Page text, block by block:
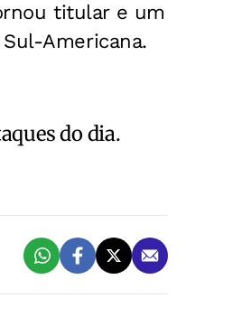
titular e um
Americana.
do dia.